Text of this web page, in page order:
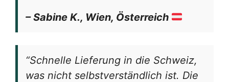
– Sabine K., Wien, Österreich
“Schnelle Lieferung in die Schweiz,
was nicht selbstverständlich ist. Die